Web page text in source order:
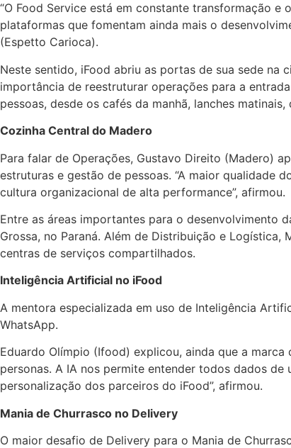
“O Food Service está em constante transformação
plataformas que fomentam ainda mais o
(Espetto Carioca).
Neste sentido, iFood abriu as portas de sua sede na
importância de reestruturar operações para a
pessoas, desde os cafés da manhã, lanches matinais,
Cozinha Central do Madero
Para falar de Operações, Gustavo Direito (Madero)
estruturas e gestão de pessoas. “A maior qualidade
cultura organizacional de alta performance”, afirmou.
Entre as áreas importantes para o desenvolvimento
Grossa, no Paraná. Além de Distribuição e Logística,
centras de serviços compartilhados.
Inteligência Artificial no iFood
A mentora especializada em uso de Inteligência
WhatsApp.
Eduardo Olímpio (Ifood) explicou, ainda que a
personas. A IA nos permite entender todos dados
personalização dos parceiros do iFood”, afirmou.
Mania de Churrasco no Delivery
O maior desafio de Delivery para o Mania de